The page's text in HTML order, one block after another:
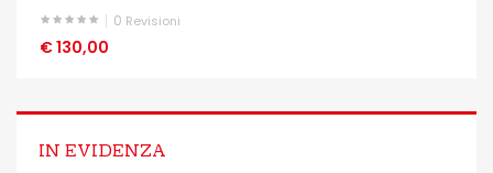
0 Revisioni
€ 130,00
OCCHIATA VELOCE
IN EVIDENZA